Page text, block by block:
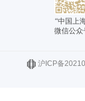
“中国上
微信公众
沪ICP备